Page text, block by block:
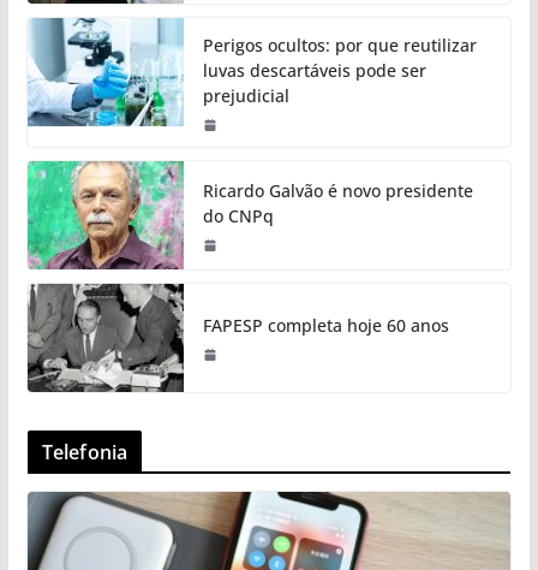
Perigos ocultos: por que reutilizar
luvas descartáveis pode ser
prejudicial
Ricardo Galvão é novo presidente
do CNPq
FAPESP completa hoje 60 anos
Telefonia